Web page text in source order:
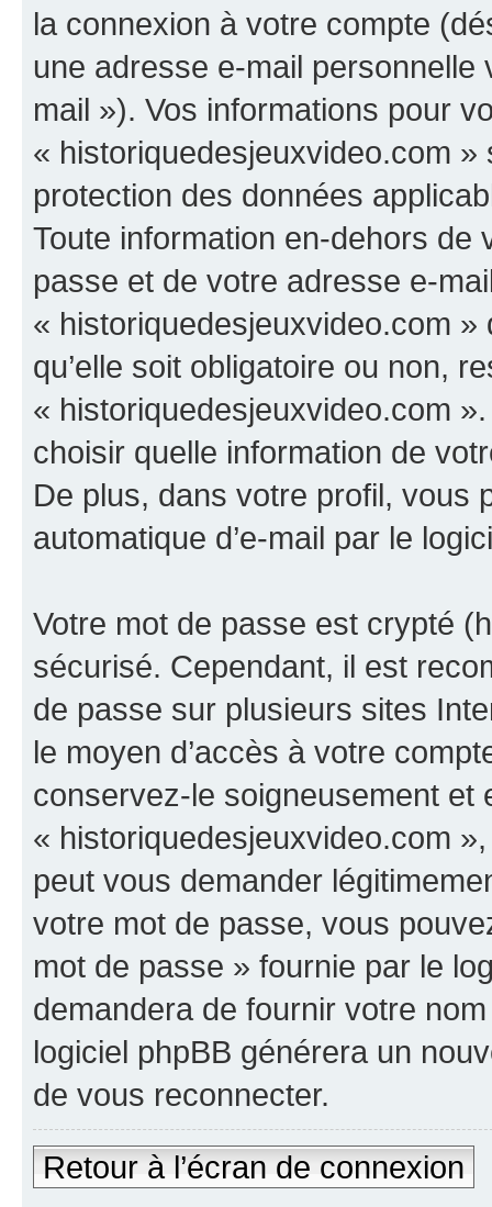
la connexion à votre compte
une adresse e-mail
mail »). Vos informations pour
« historiquedesjeuxvideo.com
protection des données
Toute information en-dehors de
passe et de votre adresse e-
« historiquedesjeuxvideo.com »
qu’elle soit obligatoire ou non,
« historiquedesjeuxvideo.com
choisir quelle information de
De plus, dans votre profil, vous
automatique d’e-mail par le
Votre mot de passe est crypté
sécurisé. Cependant, il est
de passe sur plusieurs sites
le moyen d’accès à votre
conservez-le soigneusement et
« historiquedesjeuxvideo.com
peut vous demander
votre mot de passe, vous
mot de passe » fournie par le
demandera de fournir votre
logiciel phpBB générera un
de vous reconnecter.
Retour à l’écran de connexion